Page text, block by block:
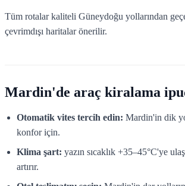
Tüm rotalar kaliteli Güneydoğu yollarından
çevrimdışı haritalar önerilir.
Mardin'de araç kiralama
Otomatik vites tercih edin: Mardin'in dik
konfor için.
Klima şart: yazın sıcaklık +35–45°C'ye
artırır.